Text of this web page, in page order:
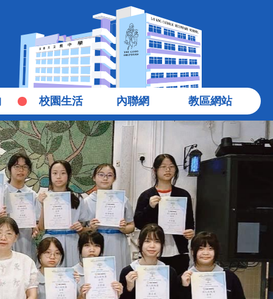
校園生活 內聯網 教區網站